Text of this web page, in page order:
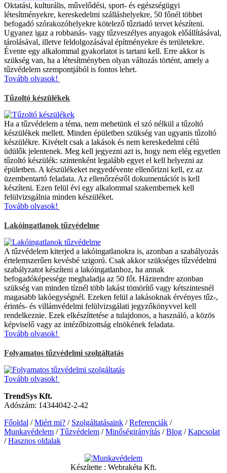
Oktatási, kulturális, művelődési, sport- és egészségügyi
létesítményekre, kereskedelmi szálláshelyekre, 50 főnél többet
befogadó szórakozóhelyekre kötelező tűzriadó tervet készíteni.
Ugyanez igaz a robbanás- vagy tűzveszélyes anyagok előállításával,
tárolásával, illetve feldolgozásával építményekre és területekre.
Évente egy alkalommal gyakorlatot is tartani kell. Erre akkor is
szükség van, ha a létesítményben olyan változás történt, amely a
tűzvédelem szempontjából is fontos lehet.
Tovább olvasok!
Tűzoltó készülékek
Ha a tűzvédelem a téma, nem mehetünk el szó nélkül a tűzoltó
készülékek mellett. Minden épületben szükség van ugyanis tűzoltó
készülékre. Kivételt csak a lakások és nem kereskedelmi célú
üdülők jelentenek. Meg kell jegyezni azt is, hogy nem elég egyetlen
tűzoltó készülék: szintenként legalább egyet el kell helyezni az
épületben. A készülékeket negyedévente ellenőrizni kell, ez az
üzembentartó feladata. Az ellenőrzésről dokumentációt is kell
készíteni. Ezen felül évi egy alkalommal szakembernek kell
felülvizsgálnia minden készüléket.
Tovább olvasok!
Lakóingatlanok tűzvédelme
A tűzvédelem kiterjed a lakóingatlanokra is, azonban a szabályozás
értelemszerűen kevésbé szigorú. Csak akkor szükséges tűzvédelmi
szabályzatot készíteni a lakóingatlanhoz, ha annak
befogadóképessége meghaladja az 50 főt. Házirendre azonban
szükség van minden tíznél több lakást tömörítő vagy kétszintesnél
magasabb lakóegységnél. Ezeken felül a lakásoknak érvényes tűz-,
érintés- és villámvédelmi felülvizsgálati jegyzőkönyvvel kell
rendelkeznie. Ezek elkészíttetése a tulajdonos, a használó, a közös
képviselő vagy az intézőbizottság elnökének feladata.
Tovább olvasok!
Folyamatos tűzvédelmi szolgáltatás
Tovább olvasok!
TrendSys Kft.
Adószám: 14344042-2-42
Főoldal /Miért mi? / Szolgáltatásaink /Referenciák /
Munkavédelem /Tűzvédelem /Minőségirányítás /Blog /Kapcsolat
/Hasznos oldalak
Készítette : Webrakéta Kft.